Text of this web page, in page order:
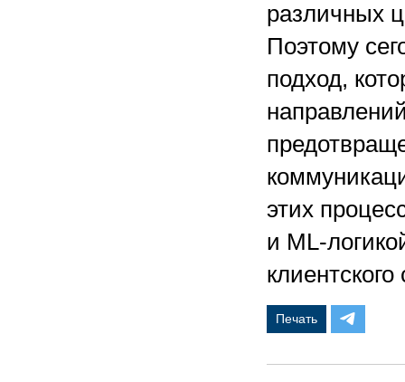
различных
Поэтому
подход,
этих
и ML-
Печать